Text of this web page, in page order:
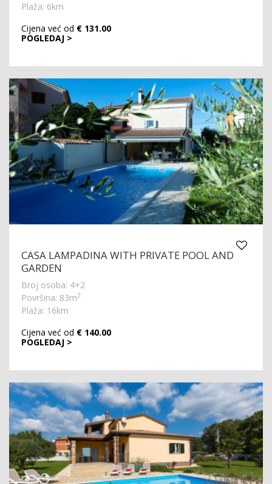
Plaža: 6km
POGLEDAJ >
Cijena već od € 131.00
CASA LAMPADINA WITH PRIVATE POOL AND
GARDEN
Broj osoba: 4+2
Površina: 83m2
Plaža: 16km
POGLEDAJ >
Cijena već od € 140.00